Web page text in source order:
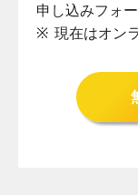
申し込みフォ
現在はオン